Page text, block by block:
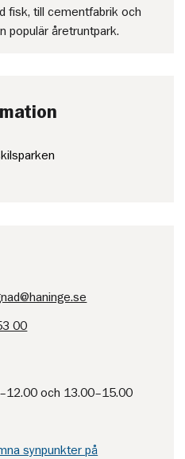
fisk, till cementfabrik och
populär åretruntpark.
00
och 13.00–15.00
synpunkter på